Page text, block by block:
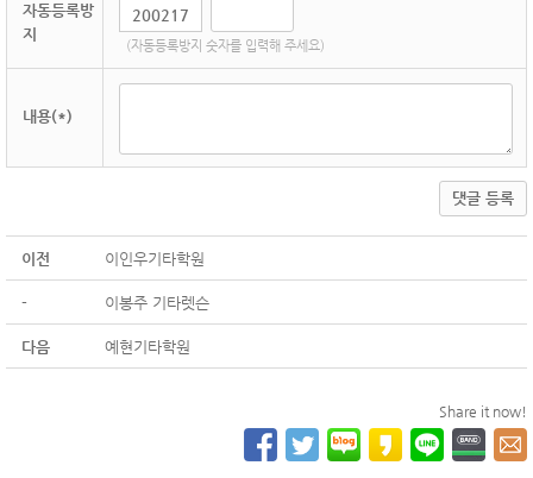
자동등록방
지
(자동등록방지 숫자를 입력해 주세요)
내용(*)
댓글 등록
이전 이인우기타학원
- 이봉주 기타렛슨
다음 예현기타학원
Share it now!